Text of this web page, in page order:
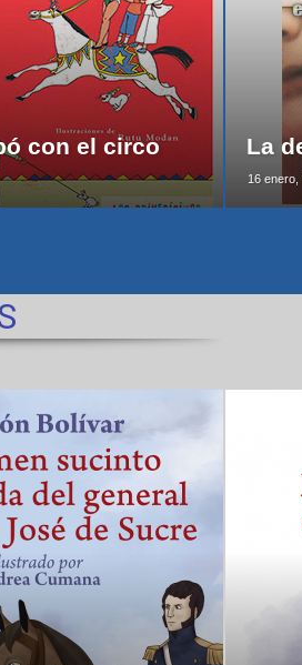
con el circo La
16 enero,